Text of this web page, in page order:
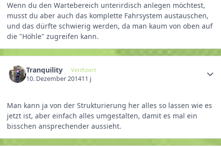
Wenn du den Wartebereich unterirdisch anlegen möchtest,
musst du aber auch das komplette Fahrsystem austauschen,
und das dürfte schwierig werden, da man kaum von oben auf
die "Höhle" zugreifen kann.
Tranquility Verifiziert
10. Dezember 201411 j
Man kann ja von der Strukturierung her alles so lassen wie es
jetzt ist, aber einfach alles umgestalten, damit es mal ein
bisschen ansprechender aussieht.